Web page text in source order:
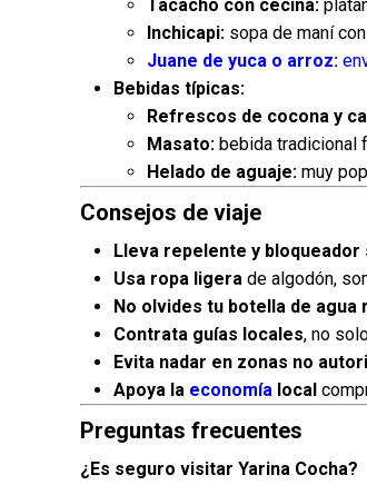
Tacacho con cecina:
Inchicapi: sopa de maní
Juane de yuca o arroz:
Bebidas típicas:
Refrescos de cocona y
Masato: bebida tradicional
Helado de aguaje: muy
Consejos de viaje
Lleva repelente y bloqueador
Usa ropa ligera de algodón,
No olvides tu botella de agua
Contrata guías locales, no
Evita nadar en zonas no
Apoya la economía local
Preguntas frecuentes
¿Es seguro visitar Yarina Cocha?